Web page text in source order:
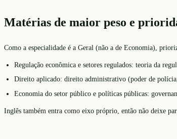
Matérias de maior peso e
Como a especialidade é a Geral (não a de Economia),
Regulação econômica e setores regulados: teoria da
Direito aplicado: direito administrativo (poder de
Economia do setor público e políticas públicas:
Inglês também entra como eixo próprio, então não deixe